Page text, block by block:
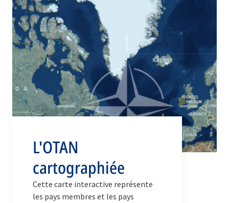
L'OTAN
cartographiée
Cette carte interactive représente
les pays membres et les pays